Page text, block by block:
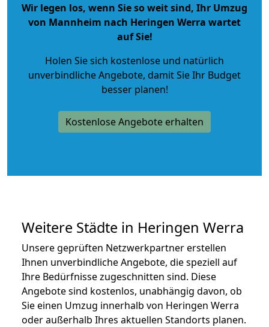
Wir legen los, wenn Sie so weit sind, Ihr Umzug
von Mannheim nach Heringen Werra wartet
auf Sie!
Holen Sie sich kostenlose und natürlich
unverbindliche Angebote, damit Sie Ihr Budget
besser planen!
Kostenlose Angebote erhalten
Weitere Städte in Heringen Werra
Unsere geprüften Netzwerkpartner erstellen
Ihnen unverbindliche Angebote, die speziell auf
Ihre Bedürfnisse zugeschnitten sind. Diese
Angebote sind kostenlos, unabhängig davon, ob
Sie einen Umzug innerhalb von Heringen Werra
oder außerhalb Ihres aktuellen Standorts planen.